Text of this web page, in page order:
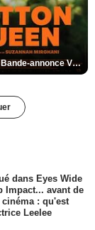
Cotton Queen Bande-annonce VO STFR
dans Eyes Wide
Impact... avant de
: qu'est
Leelee